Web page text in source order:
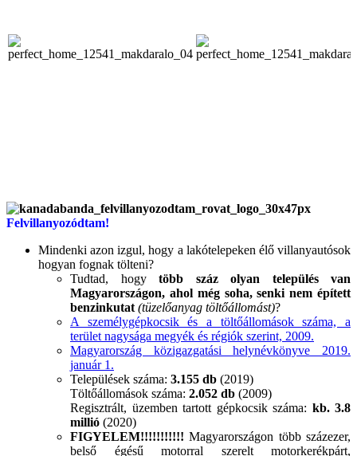
Felvillanyozódtam!
Mindenki azon izgul, hogy a lakótelepeken élő villanyautósok
hogyan fognak tölteni?
Tudtad, hogy több száz olyan település van
Magyarországon, ahol még soha, senki nem épített
benzinkutat (tüzelőanyag töltőállomást)?
A személygépkocsik és a töltőállomások száma, a
terület nagysága megyék és régiók szerint, 2009.
Magyarország közigazgatási helynévkönyve 2019.
január 1.
Települések száma: 3.155 db (2019)
Töltőállomások száma: 2.052 db (2009)
Regisztrált, üzemben tartott gépkocsik száma: kb. 3.8
millió (2020)
FIGYELEM!!!!!!!!!!! Magyarországon több százezer,
belső égésű motorral szerelt motorkerékpárt,